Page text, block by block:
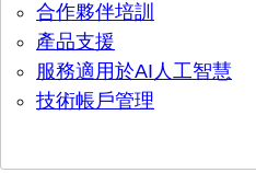
合作夥伴培訓
產品支援
服務適用於AI人工智慧
技術帳戶管理